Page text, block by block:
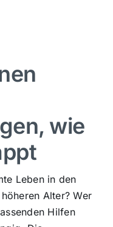
wie
Leben in den
Alter? Wer
Hilfen